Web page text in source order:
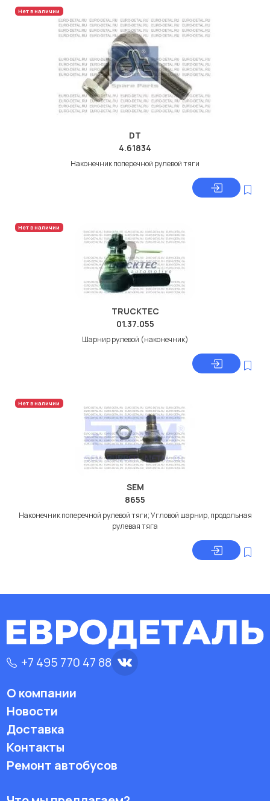
Нет в наличии
DT
4.61834
Наконечник поперечной рулевой тяги
Нет в наличии
TRUCKTEC
01.37.055
Шарнир рулевой (наконечник)
Нет в наличии
SEM
8655
Наконечник поперечной рулевой тяги; Угловой шарнир, продольная
рулевая тяга
+7 495 770 47 88
О компании
Новости
Доставка
Контакты
Ремонт автобусов